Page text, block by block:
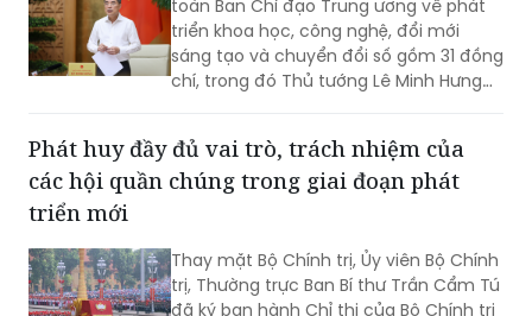
sáng tạo và chuyển đổi số
Bộ Chính trị quyết định phân công, kiện
toàn Ban Chỉ đạo Trung ương về phát
sáng tạo và chuyển đổi số gồm 31 đồng
chí, trong đó Thủ tướng Lê Minh Hưng
làm Trưởng Ban.
Phát huy đầy đủ vai trò, trách nhiệm của
các hội quần chúng trong giai đoạn phát
triển mới